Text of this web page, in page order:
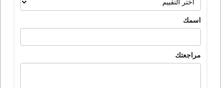
اسمك
مراجعتك